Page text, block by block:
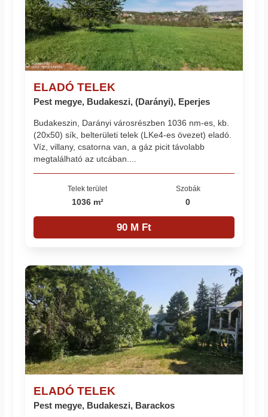
ELADÓ TELEK
Pest megye, Budakeszi, (Darányi), Eperjes
Budakeszin, Darányi városrészben 1036 nm-es, kb.
(20x50) sík, belterületi telek (LKe4-es övezet) eladó.
Víz, villany, csatorna van, a gáz picit távolabb
megtalálható az utcában....
Telek terület
1036 m²
Szobák
0
90 M Ft
ELADÓ TELEK
Pest megye, Budakeszi, Barackos